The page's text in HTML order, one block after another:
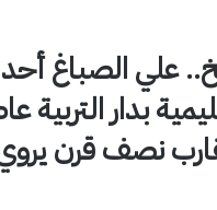
علي الصباغ أحد
بدار التربية
نصف قرن